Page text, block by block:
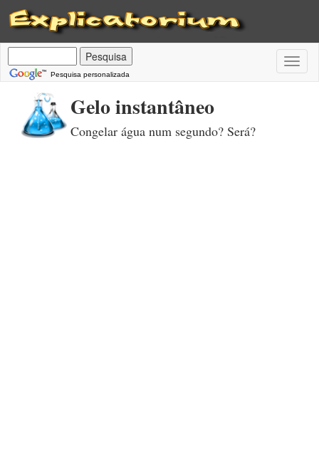
Pesquisa personalizada
Gelo instantâneo
Congelar água num segundo? Será?